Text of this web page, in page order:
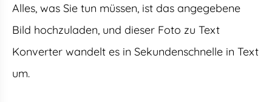
Alles, was Sie tun müssen, ist das angegebene
Bild hochzuladen, und dieser Foto zu Text
Konverter wandelt es in Sekundenschnelle in Text
um.